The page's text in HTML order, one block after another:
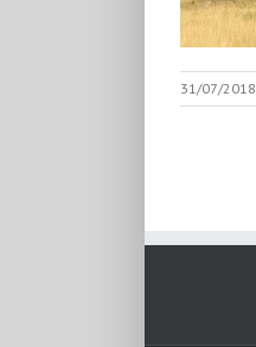
31/07/2018